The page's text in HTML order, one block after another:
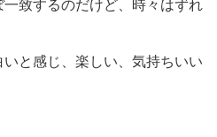
致するのだけど、時々はずれ
と感じ、楽しい、気持ちいい